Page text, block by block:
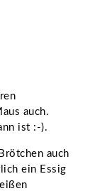
auch.
ist :-).
auch
ein Essig